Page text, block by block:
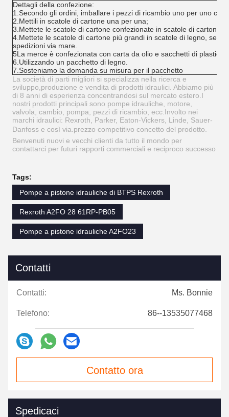
Dettagli della confezione:
1.Secondo gli ordini, imballare i pezzi di ricambio uno per uno con
2.Mettili in scatole di cartone una per una;
3.Mettete le scatole di cartone confezionate in scatole di cartone
4.Mettete le scatole di cartone più grandi in scatole di legno, se
spedizioni via mare.
5La merce è confezionata con carta da olio e sacchetti di plastica
6.Utilizzando un pacchetto di legno.
7.Sosteniamo la domanda su misura per il pacchetto
La società di parti migliori si specializza nella ricerca e
sviluppo,produzione e vendita di prodotti idraulici. Abbiamo più
di 8 anni di esperienza concentrandosi sul mercato estero.I
nostri prodotti principali sono pompe idrauliche, motore,
valvola, cambio, pompa, pezzi di ricambio, ecc.Involto nei
marchi idraulici: Rexroth, Parker, Eaton-Vickers, Linde, Sauer-
Danfoss e così via.prezzo competitivo concetto del prodotto.
Benvenuti nuovi e vecchi clienti da tutto il mondo per
contattarci per futuri rapporti commerciali e reciproco successo
Tags:
Pompe a pistone idrauliche di BTPS Rexroth
Rexroth A2FO 28 61RP-PB05
Pompe a pistone idrauliche A2FO23
Contatti
Contatti: Ms. Bonnie
Telefono: 86--13535077468
Contatto ora
Spedicaci